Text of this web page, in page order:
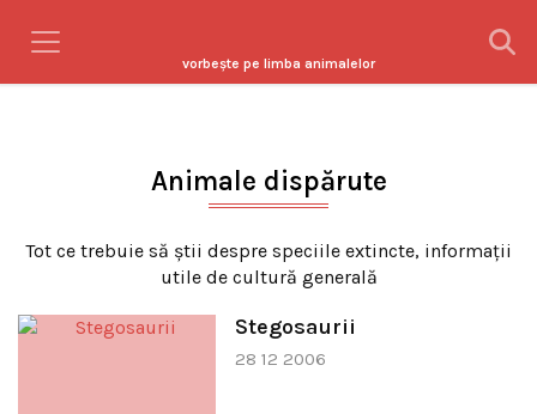
vorbeşte pe limba animalelor
Animale dispărute
Tot ce trebuie să ştii despre speciile extincte, informaţii
utile de cultură generală
Stegosaurii
28 12 2006